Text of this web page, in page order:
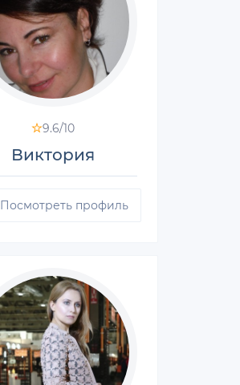
9.6/10
Виктория
Посмотреть профиль